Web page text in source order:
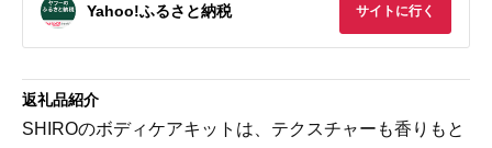
Yahoo!ふるさと納税 サイトに行く
返礼品紹介
SHIROのボディケアキットは、テクスチャーも香りもと